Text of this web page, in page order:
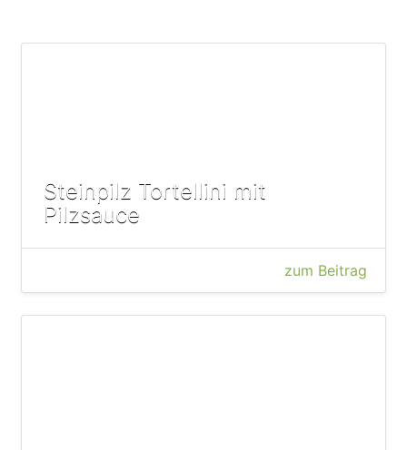
Steinpilz Tortellini mit
Pilzsauce
zum Beitrag